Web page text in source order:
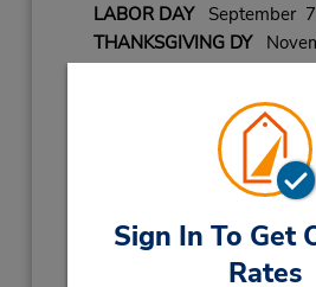
Sign In To Get
Rates
LABOR DAYSeptember 7
THANKSGIVING DY
CHRISTMAS DAY
NEW YEARS EVE
2027
NEW YEARS DAYJanuary